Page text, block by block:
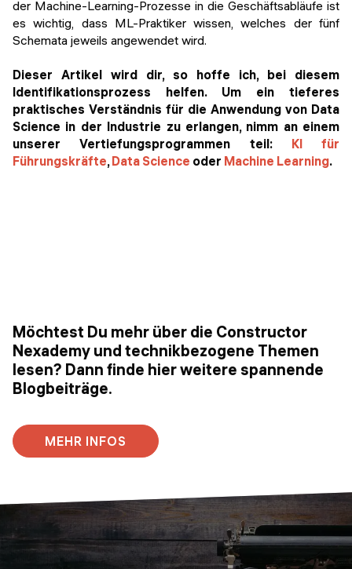
der Machine-Learning-Prozesse in die Geschäftsabläufe ist
es wichtig, dass ML-Praktiker wissen, welches der fünf
Schemata jeweils angewendet wird.
Dieser Artikel wird dir, so hoffe ich, bei diesem
Identifikationsprozess helfen. Um ein tieferes
praktisches Verständnis für die Anwendung von Data
Science in der Industrie zu erlangen, nimm an einem
unserer Vertiefungsprogrammen teil: KI für
Führungskräfte, Data Science oder Machine Learning.
Möchtest Du mehr über die Constructor
Nexademy und technikbezogene Themen
lesen? Dann finde hier weitere spannende
Blogbeiträge.
MEHR INFOS